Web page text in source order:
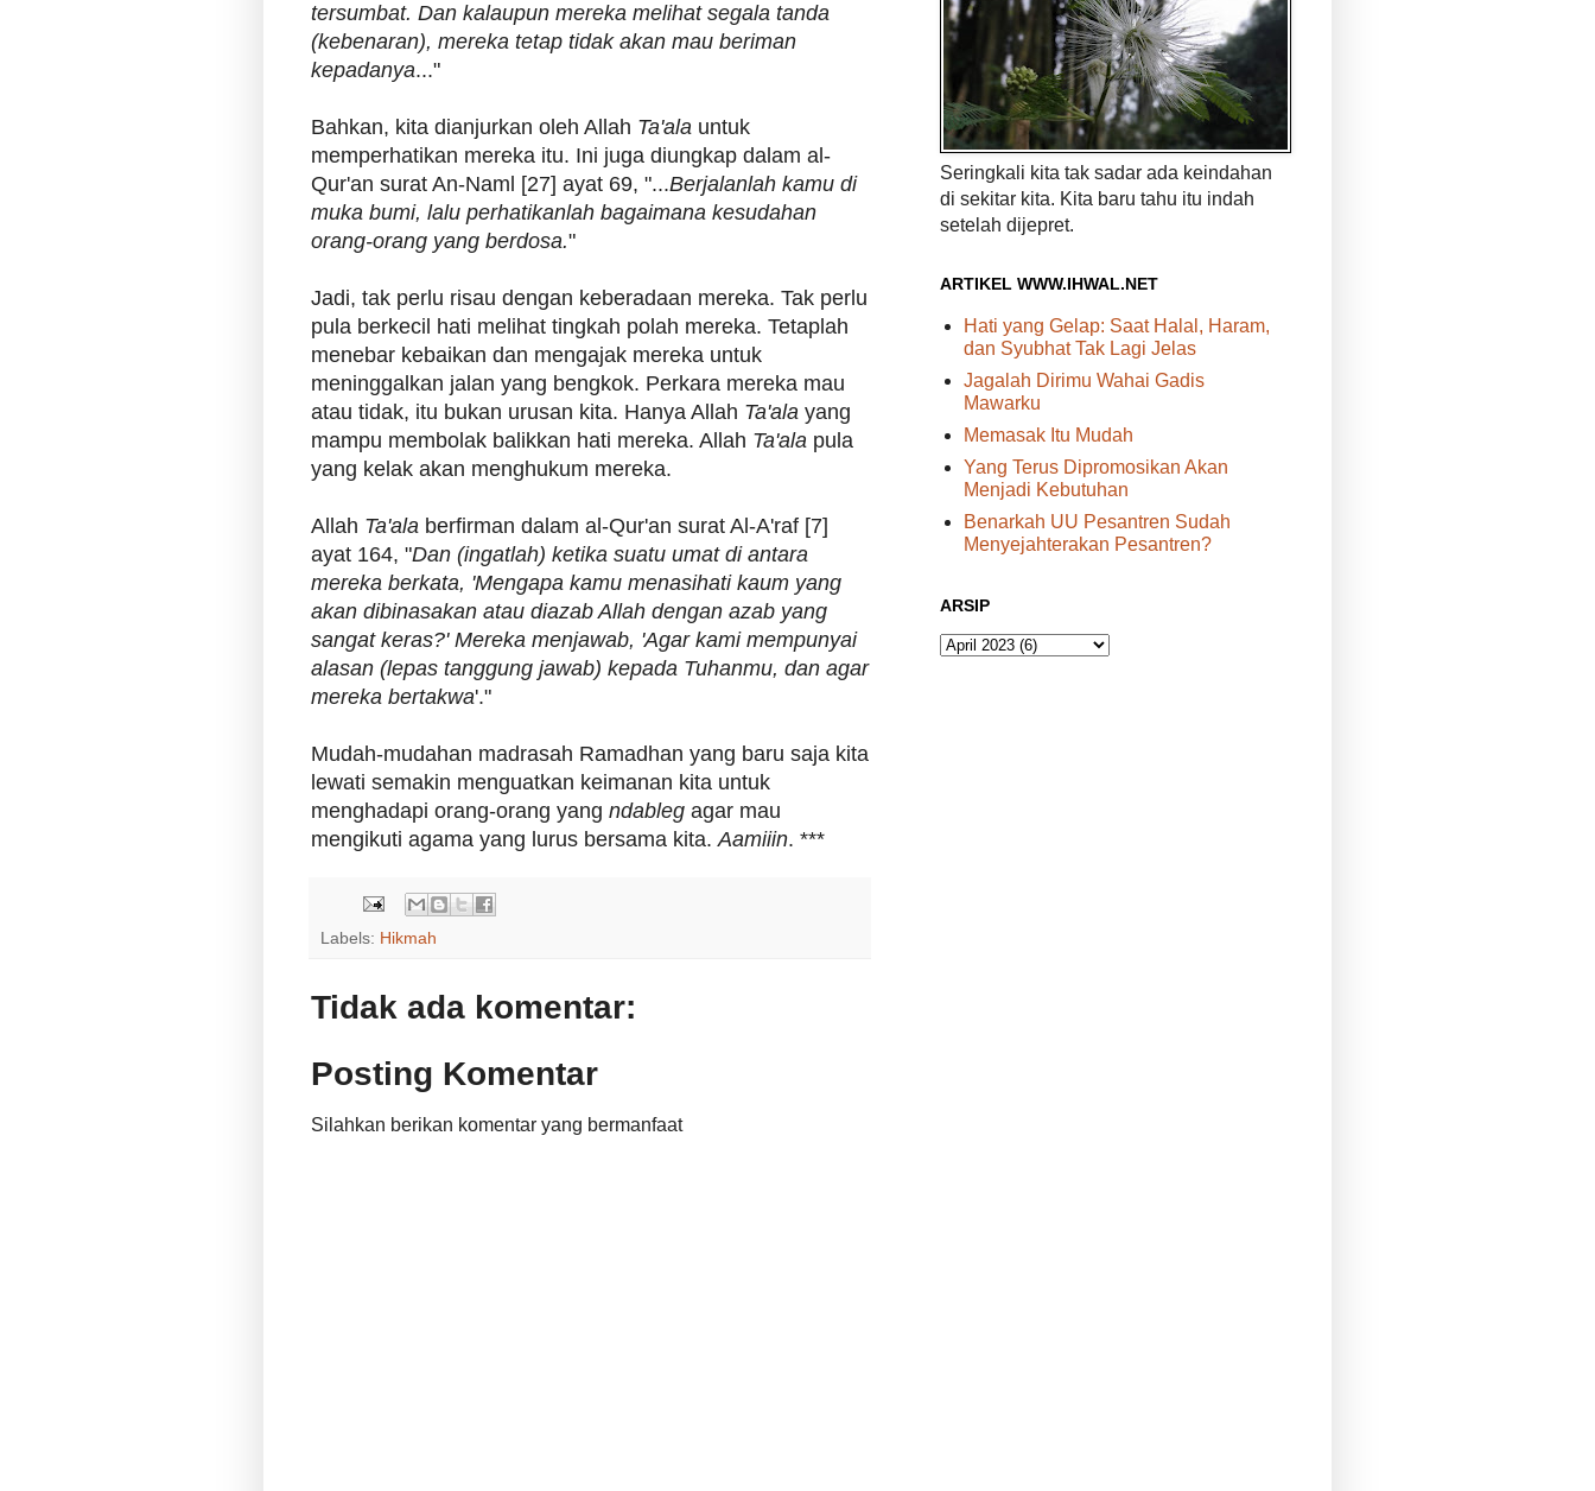
tersumbat. Dan kalaupun mereka melihat segala tanda
(kebenaran), mereka tetap tidak akan mau beriman
kepadanya..."
Bahkan, kita dianjurkan oleh Allah Ta'ala untuk
memperhatikan mereka itu. Ini juga diungkap dalam al-
Qur'an surat An-Naml [27] ayat 69, "...Berjalanlah kamu di
muka bumi, lalu perhatikanlah bagaimana kesudahan
orang-orang yang berdosa."
Jadi, tak perlu risau dengan keberadaan mereka. Tak perlu
pula berkecil hati melihat tingkah polah mereka. Tetaplah
menebar kebaikan dan mengajak mereka untuk
meninggalkan jalan yang bengkok. Perkara mereka mau
atau tidak, itu bukan urusan kita. Hanya Allah Ta'ala yang
mampu membolak balikkan hati mereka. Allah Ta'ala pula
yang kelak akan menghukum mereka.
Allah Ta'ala berfirman dalam al-Qur'an surat Al-A'raf [7]
ayat 164, "Dan (ingatlah) ketika suatu umat di antara
mereka berkata, 'Mengapa kamu menasihati kaum yang
akan dibinasakan atau diazab Allah dengan azab yang
sangat keras?' Mereka menjawab, 'Agar kami mempunyai
alasan (lepas tanggung jawab) kepada Tuhanmu, dan agar
mereka bertakwa'."
Mudah-mudahan madrasah Ramadhan yang baru saja kita
lewati semakin menguatkan keimanan kita untuk
menghadapi orang-orang yang ndableg agar mau
mengikuti agama yang lurus bersama kita.Aamiiin. ***
Labels: Hikmah
Tidak ada komentar:
Posting Komentar
Silahkan berikan komentar yang bermanfaat
Seringkali kita tak sadar ada keindahan
di sekitar kita. Kita baru tahu itu indah
setelah dijepret.
ARTIKEL WWW.IHWAL.NET
Hati yang Gelap: Saat Halal, Haram,
dan Syubhat Tak Lagi Jelas
Jagalah Dirimu Wahai Gadis
Mawarku
Memasak Itu Mudah
Yang Terus Dipromosikan Akan
Menjadi Kebutuhan
Benarkah UU Pesantren Sudah
Menyejahterakan Pesantren?
ARSIP